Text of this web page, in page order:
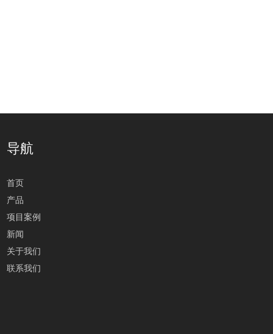
导航
首页
产品
项目案例
新闻
关于我们
联系我们